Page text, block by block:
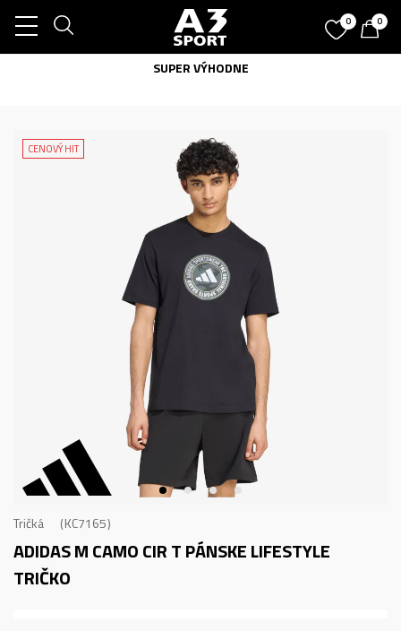
0 0
SUPER VÝHODNE
CENOVÝ HIT
Tričká KC7165
ADIDAS M CAMO CIR TPÁNSKE LIFESTYLE
TRIČKO